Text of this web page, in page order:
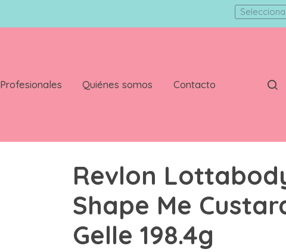
Profesionales Quiénes somos Contacto
Revlon
Shape Me
Gelle 198.4g